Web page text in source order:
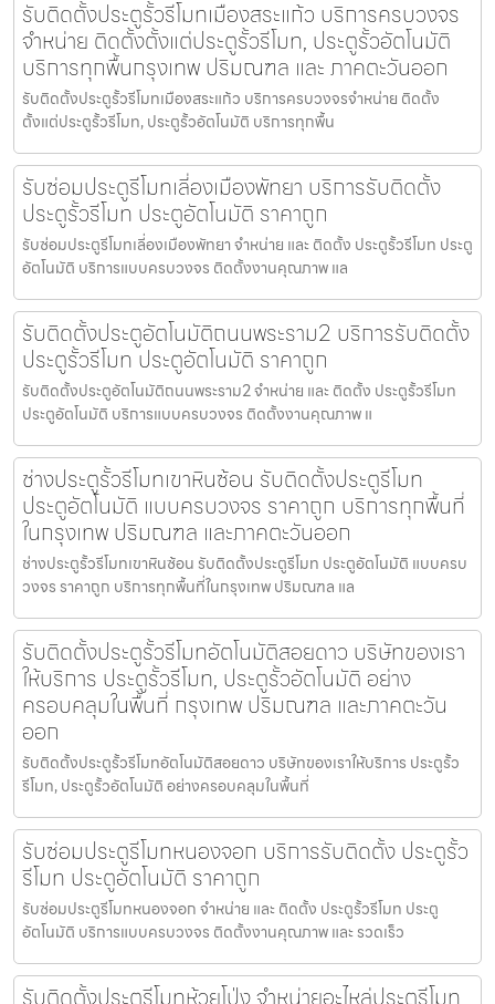
รับติดตั้งประตูรั้วรีโมทเมืองสระแก้ว บริการครบวงจร
จำหน่าย ติดตั้งตั้งแต่ประตูรั้วรีโมท, ประตูรั้วอัตโนมัติ
บริการทุกพื้นกรุงเทพ ปริมณฑล และ ภาคตะวันออก
รับติดตั้งประตูรั้วรีโมทเมืองสระแก้ว บริการครบวงจรจำหน่าย ติดตั้ง
ตั้งแต่ประตูรั้วรีโมท, ประตูรั้วอัตโนมัติ บริการทุกพื้น
รับซ่อมประตูรีโมทเลี่องเมืองพัทยา บริการรับติดตั้ง
ประตูรั้วรีโมท ประตูอัตโนมัติ ราคาถูก
รับซ่อมประตูรีโมทเลี่องเมืองพัทยา จำหน่าย และ ติดตั้ง ประตูรั้วรีโมท ประตู
อัตโนมัติ บริการแบบครบวงจร ติดตั้งงานคุณภาพ แล
รับติดตั้งประตูอัตโนมัติถนนพระราม2 บริการรับติดตั้ง
ประตูรั้วรีโมท ประตูอัตโนมัติ ราคาถูก
รับติดตั้งประตูอัตโนมัติถนนพระราม2 จำหน่าย และ ติดตั้ง ประตูรั้วรีโมท
ประตูอัตโนมัติ บริการแบบครบวงจร ติดตั้งงานคุณภาพ แ
ช่างประตูรั้วรีโมทเขาหินซ้อน รับติดตั้งประตูรีโมท
ประตูอัตโนมัติ แบบครบวงจร ราคาถูก บริการทุกพื้นที่
ในกรุงเทพ ปริมณฑล และภาคตะวันออก
ช่างประตูรั้วรีโมทเขาหินซ้อน รับติดตั้งประตูรีโมท ประตูอัตโนมัติ แบบครบ
วงจร ราคาถูก บริการทุกพื้นที่ในกรุงเทพ ปริมณฑล แล
รับติดตั้งประตูรั้วรีโมทอัตโนมัติสอยดาว บริษัทของเรา
ให้บริการ ประตูรั้วรีโมท, ประตูรั้วอัตโนมัติ อย่าง
ครอบคลุมในพื้นที่ กรุงเทพ ปริมณฑล และภาคตะวัน
ออก
รับติดตั้งประตูรั้วรีโมทอัตโนมัติสอยดาว บริษัทของเราให้บริการ ประตูรั้ว
รีโมท, ประตูรั้วอัตโนมัติ อย่างครอบคลุมในพื้นที่
รับซ่อมประตูรีโมทหนองจอก บริการรับติดตั้ง ประตูรั้ว
รีโมท ประตูอัตโนมัติ ราคาถูก
รับซ่อมประตูรีโมทหนองจอก จำหน่าย และ ติดตั้ง ประตูรั้วรีโมท ประตู
อัตโนมัติ บริการแบบครบวงจร ติดตั้งงานคุณภาพ และ รวดเร็ว